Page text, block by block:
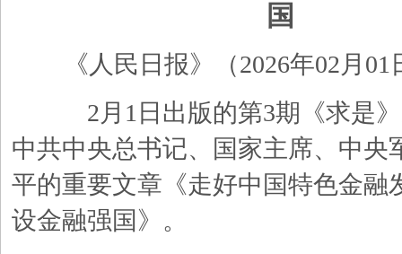
国
《人民日报》（2026年02月01
2月1日出版的第3期《求是》
中共中央总书记、国家主席、中央
平的重要文章《走好中国特色金融
设金融强国》。